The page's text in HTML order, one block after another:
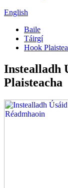
English
Baile
Táirgí
Hook
Instealladh
Plaisteacha